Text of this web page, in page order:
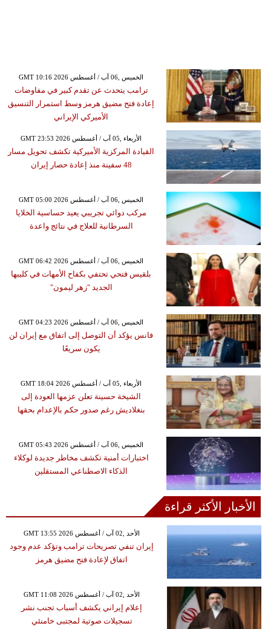
GMT 10:16 2026 الخميس ,06 آب / أغسطس
ترامب يتحدث عن تقدم كبير في مفاوضات
إعادة فتح مضيق هرمز وسط استمرار التنسيق
الأميركي الإيراني
GMT 23:53 2026 الأربعاء ,05 آب / أغسطس
القيادة المركزية الأميركية تكشف تحويل مسار
48 سفينة منذ إعادة حصار إيران
GMT 05:00 2026 الخميس ,06 آب / أغسطس
مركب دوائي تجريبي يعيد حساسية الخلايا
السرطانية للعلاج في نتائج واعدة
GMT 06:42 2026 الخميس ,06 آب / أغسطس
بلقيس فتحي تحتفي بكفاح الأمهات في كليبها
الجديد "زهر ليمون"
GMT 04:23 2026 الخميس ,06 آب / أغسطس
فانس يؤكد أن التوصل إلى اتفاق مع إيران لن
يكون سريعًا
GMT 18:04 2026 الأربعاء ,05 آب / أغسطس
الشيخة حسينة تعلن عزمها العودة إلى
بنغلاديش رغم صدور حكم بالإعدام بحقها
GMT 05:43 2026 الخميس ,06 آب / أغسطس
اختبارات أمنية تكشف مخاطر جديدة لوكلاء
الذكاء الاصطناعي المستقلين
الأخبار الأكثر قراءة
GMT 13:55 2026 الأحد ,02 آب / أغسطس
إيران تنفي تصريحات ترامب وتؤكد عدم وجود
اتفاق لإعادة فتح مضيق هرمز
GMT 11:08 2026 الأحد ,02 آب / أغسطس
إعلام إيراني يكشف أسباب تجنب نشر
تسجيلات صوتية لمجتبى خامنئي